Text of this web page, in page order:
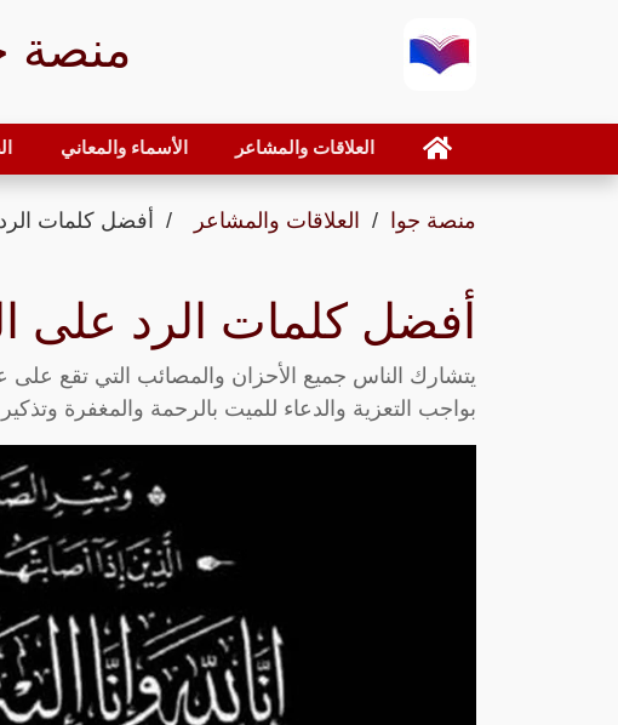
منصة
العلاقات والمشاعر الأسماء والمعاني
منصة جوا العلاقات والمشاعر أفضل كلمات
أفضل كلمات الرد على
يتشارك الناس جميع الأحزان والمصائب التي تقع
بواجب التعزية والدعاء للميت بالرحمة والمغفرة